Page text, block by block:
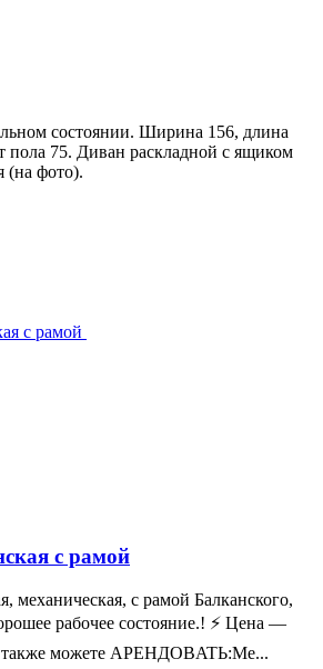
состоянии. Ширина 156, длина
пола 75. Диван раскладной с ящиком
(на фото).
с рамой
механическая, с рамой Балканского,
рабочее состояние.! ⚡ Цена —
также можете АРЕНДOBATЬ:Ме...